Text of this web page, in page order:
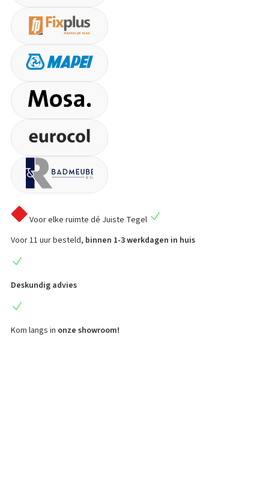
Voor elke ruimte dé Juiste Tegel
Voor 11 uur besteld, binnen 1-3 werkdagen in huis
Deskundig advies
Kom langs in onze showroom!